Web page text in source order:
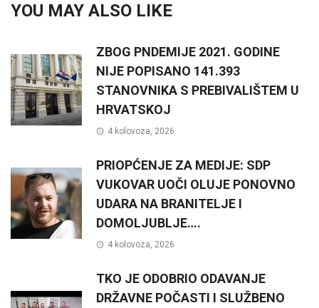
YOU MAY ALSO LIKE
ZBOG PNDEMIJE 2021. GODINE
NIJE POPISANO 141.393
STANOVNIKA S PREBIVALIŠTEM U
HRVATSKOJ
4 kolovoza, 2026
PRIOPĆENJE ZA MEDIJE: SDP
VUKOVAR UOČI OLUJE PONOVNO
UDARA NA BRANITELJE I
DOMOLJUBLJE….
4 kolovoza, 2026
TKO JE ODOBRIO ODAVANJE
DRŽAVNE POČASTI I SLUŽBENO